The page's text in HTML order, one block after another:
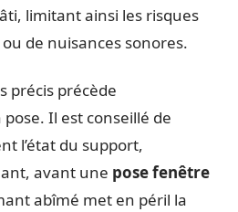
limitant ainsi les risques
de nuisances sonores.
précis précède
Il est conseillé de
l’état du support,
avant une pose fenêtre
abîmé met en péril la